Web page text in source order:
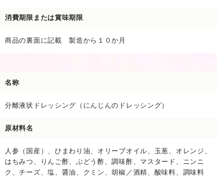
消費期限または賞味期限
商品の裏面に記載 製造から１０か月
名称
分離液状ドレッシング（にんじんのドレッシング）
原材料名
人参（国産）、ひまわり油、オリーブオイル、玉葱、オレンジ、
はちみつ、りんご酢、ぶどう酢、調味酢、マスタード、ニンニ
ク、チーズ、塩、醤油、クミン、胡椒／酒精、酸味料、調味料